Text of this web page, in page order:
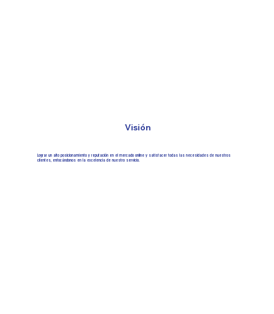
Visión
Lograr un alto posicionamiento y reputación en el mercado online y satisfacer todas las necesidades de nuestros
clientes, enfocándonos en la excelencia de nuestro servicio.